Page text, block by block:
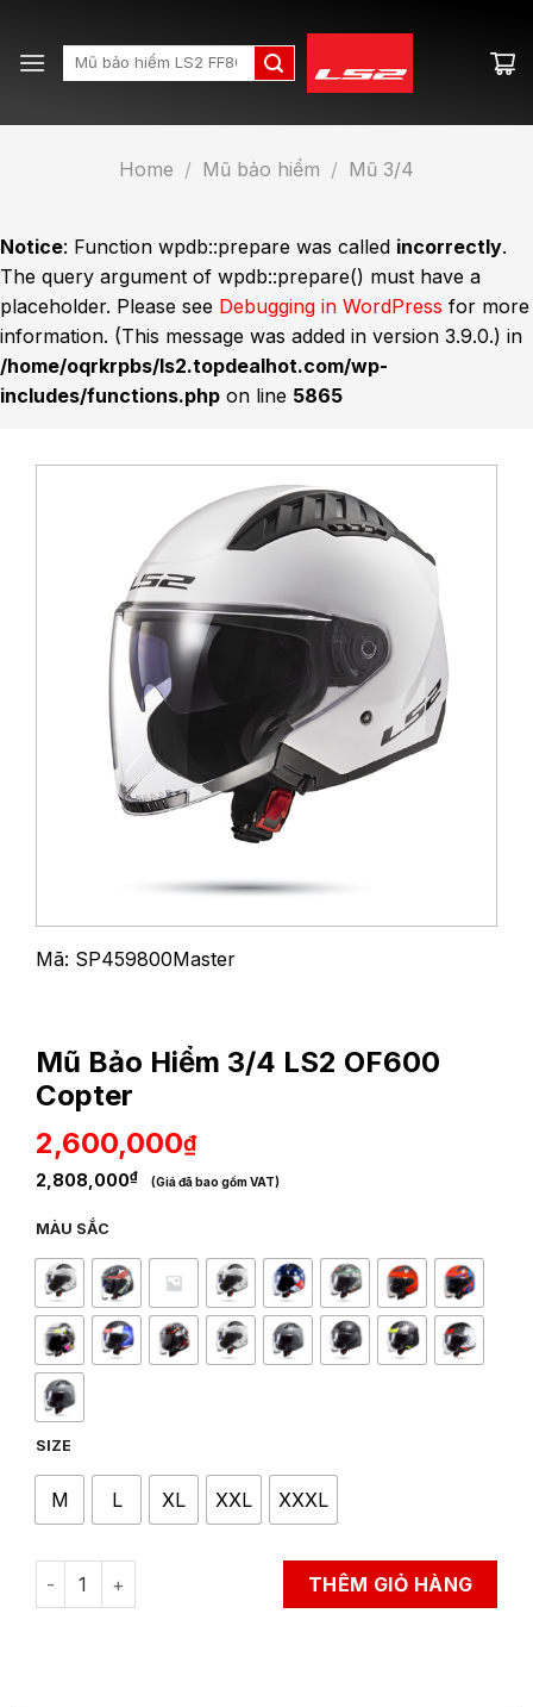
content
Search
for:
Home / Mũ bảo hiểm / Mũ 3/4
Notice: Function wpdb::prepare was called incorrectly.
The query argument of wpdb::prepare() must have a
placeholder. Please see Debugging in WordPress for more
information. (This message was added in version 3.9.0.) in
/home/oqrkrpbs/ls2.topdealhot.com/wp-
includes/functions.php on line 5865
Mã: SP459800Master
Mũ Bảo Hiểm 3/4 LS2 OF600
Copter
2,600,000₫
2,808,000₫ (Giá đã bao gồm VAT)
MÀU SẮC
SIZE
M L XL XXL XXXL
Mũ Bảo Hiểm 3/4 LS2 OF600 Copter quantity
THÊM GIỎ HÀNG